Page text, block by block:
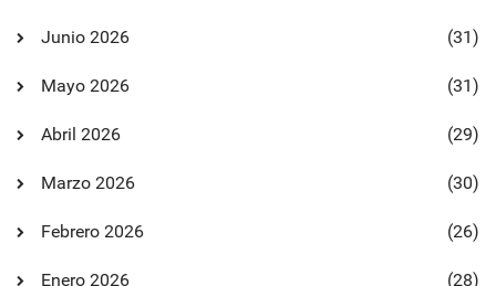
Junio 2026 (31)
Mayo 2026 (31)
Abril 2026 (29)
Marzo 2026 (30)
Febrero 2026 (26)
Enero 2026 (28)